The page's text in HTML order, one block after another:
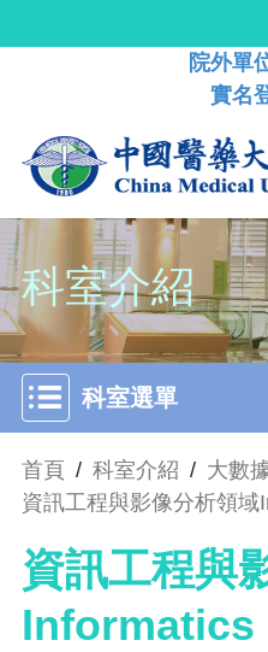
院外單
實名
科室介紹
科室選單
首頁 / 科室介紹 / 大數
資訊工程與影像分析領域
資訊工程與
Informatics